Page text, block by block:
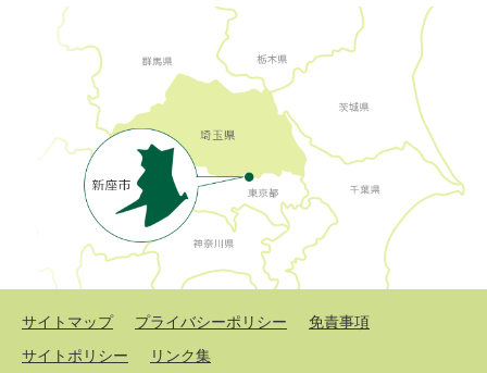
サイトマップ プライバシーポリシー
免責事項
サイトポリシー
リンク集